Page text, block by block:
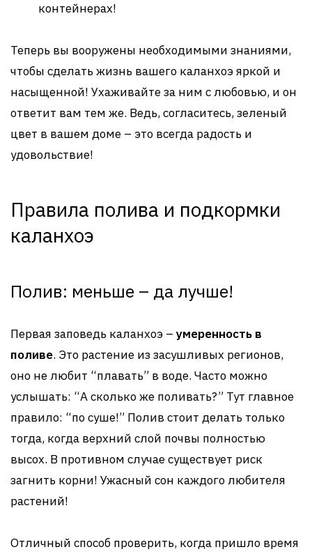
контейнерах!
Теперь вы вооружены необходимыми знаниями,
чтобы сделать жизнь вашего каланхоэ яркой и
насыщенной! Ухаживайте за ним с любовью, и он
ответит вам тем же. Ведь, согласитесь, зеленый
цвет в вашем доме – это всегда радость и
удовольствие!
Правила полива и подкормки
каланхоэ
Полив: меньше – да лучше!
Первая заповедь каланхоэ – умеренность в
поливе. Это растение из засушливых регионов,
оно не любит “плавать” в воде. Часто можно
услышать: “А сколько же поливать?” Тут главное
правило: “по суше!” Полив стоит делать только
тогда, когда верхний слой почвы полностью
высох. В противном случае существует риск
загнить корни! Ужасный сон каждого любителя
растений!
Отличный способ проверить, когда пришло время